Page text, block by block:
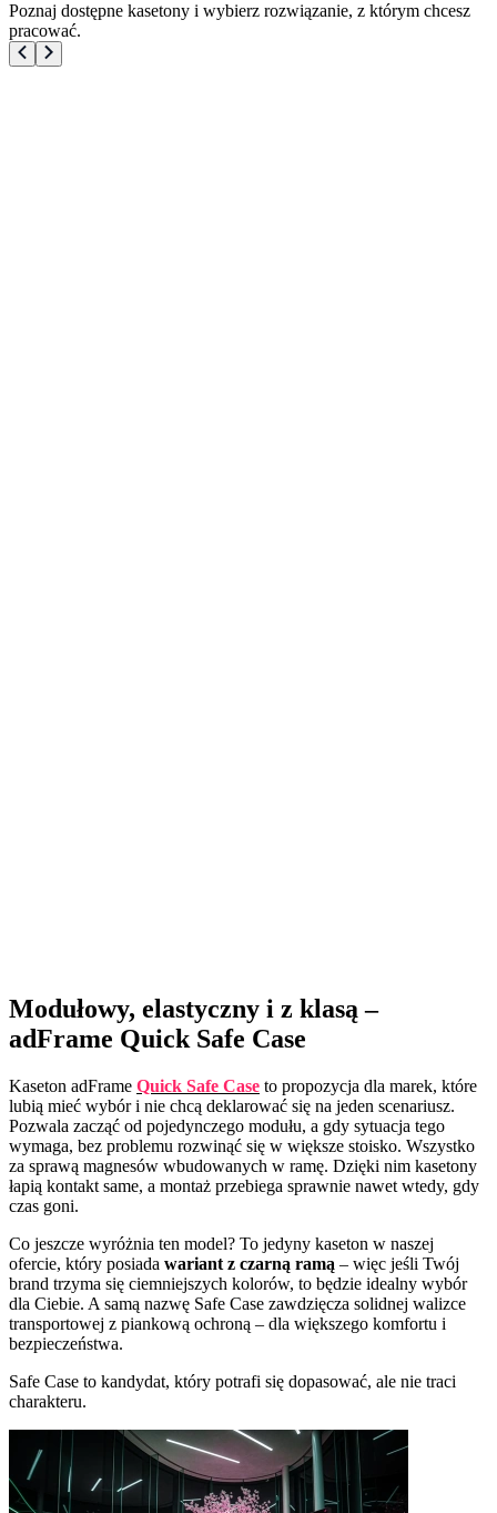
Poznaj dostępne kasetony i wybierz rozwiązanie, z którym chcesz
pracować.
Modułowy, elastyczny i z klasą –
adFrame Quick Safe Case
Kaseton adFrame Quick Safe Case to propozycja dla marek, które
lubią mieć wybór i nie chcą deklarować się na jeden scenariusz.
Pozwala zacząć od pojedynczego modułu, a gdy sytuacja tego
wymaga, bez problemu rozwinąć się w większe stoisko. Wszystko
za sprawą magnesów wbudowanych w ramę. Dzięki nim kasetony
łapią kontakt same, a montaż przebiega sprawnie nawet wtedy, gdy
czas goni.
Co jeszcze wyróżnia ten model? To jedyny kaseton w naszej
ofercie, który posiada wariant z czarną ramą – więc jeśli Twój
brand trzyma się ciemniejszych kolorów, to będzie idealny wybór
dla Ciebie. A samą nazwę Safe Case zawdzięcza solidnej walizce
transportowej z piankową ochroną – dla większego komfortu i
bezpieczeństwa.
Safe Case to kandydat, który potrafi się dopasować, ale nie traci
charakteru.